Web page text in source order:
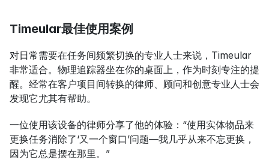
Timeular最佳使用案例
对日常需要在任务间频繁切换的专业人士来说，Timeular
非常适合。物理追踪器坐在你的桌面上，作为时刻专注的提
醒。经常在客户项目间转换的律师、顾问和创意专业人士会
发现它尤其有帮助。
一位使用该设备的律师分享了他的体验：“使用实体物品来
更换任务消除了‘又一个窗口’问题—我几乎从来不忘更换，
因为它总是摆在那里。”